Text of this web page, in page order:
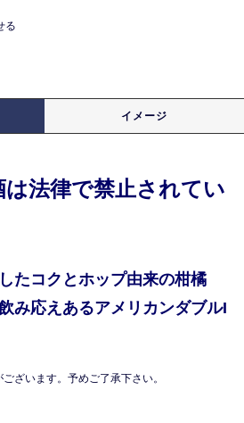
る
イメージ
は法律で禁止されてい
たコクとホップ由来の柑橘
み応えあるアメリカンダブルI
ざいます。予めご了承下さい。